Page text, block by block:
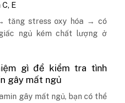
E
tăng stress oxy hóa → có
ngủ kém chất lượng ở
gì để kiểm tra tình
gây mất ngủ
gây mất ngủ, bạn có thể